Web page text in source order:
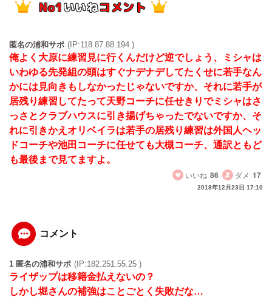
匿名の浦和サポ (IP:118.87.88.194 )
俺よく大原に練習見に行くんだけど逆でしょう、ミシャは
いわゆる先発組の頭はすぐナデナデしてたくせに若手なん
かには見向きもしなかったじゃないですか、それに若手が
居残り練習してたって天野コーチに任せきりでミシャはさ
っさとクラブハウスに引き揚げちゃったでないですか、そ
れに引きかえオリベイラは若手の居残り練習は外国人ヘッ
ドコーチや池田コーチに任せても大槻コーチ、通訳ともど
も最後まで見てますよ。
いいね 86 ダメ 17
2018年12月23日 17:10
コメント
1 匿名の浦和サポ (IP:182.251.55.25 )
ライザップは移籍金払えないの？
しかし堀さんの補強はことごとく失敗だな…